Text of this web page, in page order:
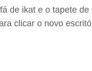
de ikat e o tapete
clicar o novo